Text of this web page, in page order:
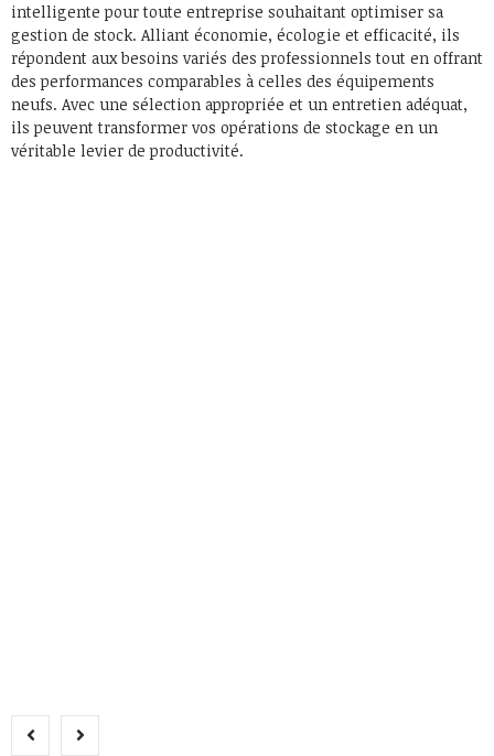
intelligente pour toute entreprise souhaitant optimiser sa
gestion de stock. Alliant économie, écologie et efficacité, ils
répondent aux besoins variés des professionnels tout en offrant
des performances comparables à celles des équipements
neufs. Avec une sélection appropriée et un entretien adéquat,
ils peuvent transformer vos opérations de stockage en un
véritable levier de productivité.